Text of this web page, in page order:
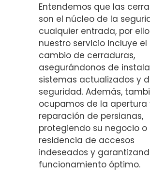
Entendemos que las
son el núcleo de la
cualquier entrada, por ello
nuestro servicio incluye el
cambio de cerraduras,
asegurándonos de
sistemas actualizados y
seguridad. Además,
ocupamos de la apertura
reparación de persianas,
protegiendo su negocio o
residencia de accesos
indeseados y
funcionamiento óptimo.